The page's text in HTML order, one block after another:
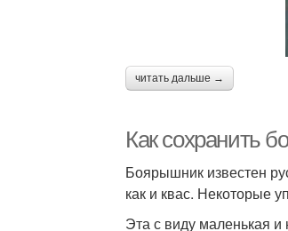
читать дальше →
Как сохранить
Боярышник известен
как и квас. Некоторые
Эта с виду маленькая и